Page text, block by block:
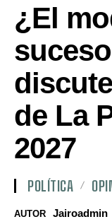
¿El
de La
2027
POLÍTICA
AUTOR Jairoadmin